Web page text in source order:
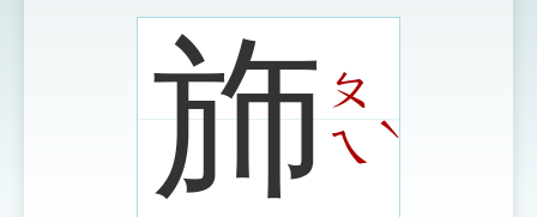
示
斾 ㄆ
ㄟˋ